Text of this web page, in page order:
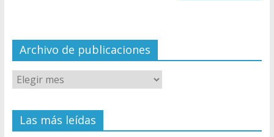
el
Archivo de publicaciones
Las más leídas